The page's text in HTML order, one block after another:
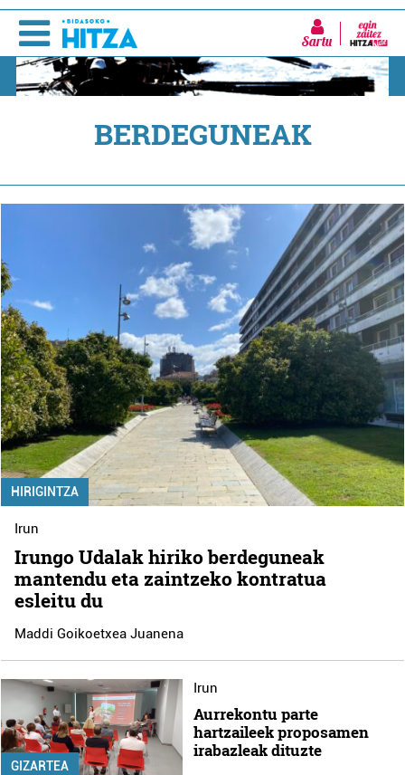
Sartu
BERDEGUNEAK
HIRIGINTZA
Irun
Irungo Udalak hiriko berdeguneak
mantendu eta zaintzeko kontratua
esleitu du
Maddi Goikoetxea Juanena
GIZARTEA
Irun
Aurrekontu parte
hartzaileek proposamen
irabazleak dituzte